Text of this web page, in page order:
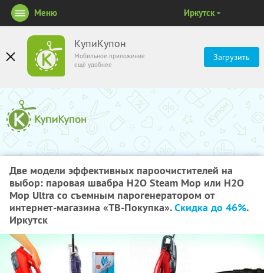
КупиКупон
Мобильное приложение
ещё удобнее
Загрузить
Меню Иркутск
Две модели эффективных пароочистителей на
выбор: паровая швабра Н2О Steam Mop или H2O
Mop Ultra со съемным парогенератором от
интернет-магазина «ТВ-Покупка».Скидка до 46%.
Иркутск